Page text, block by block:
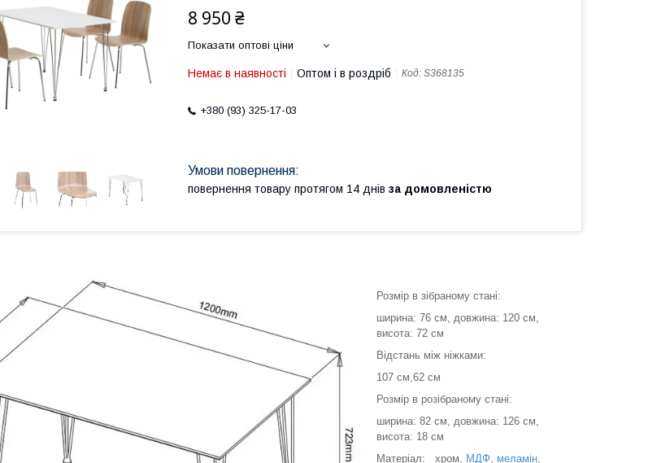
8 950 ₴
Показати оптові ціни
Немає в наявності Оптом і в роздріб Код: S368135
+380 (93) 325-17-03
повернення товару протягом 14 днів за домовленістю
Розмір в зібраному стані:
ширина: 76 см, довжина: 120 см,
висота: 72 см
Відстань між ніжками:
107 см,62 см
Розмір в розібраному стані:
ширина: 82 см, довжина: 126 см,
висота: 18 см
Матеріал: хром, МДФ, меламін,